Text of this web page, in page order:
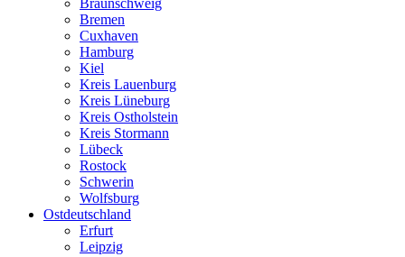
Braunschweig
Bremen
Cuxhaven
Hamburg
Kiel
Kreis Lauenburg
Kreis Lüneburg
Kreis Ostholstein
Kreis Stormann
Lübeck
Rostock
Schwerin
Wolfsburg
Ostdeutschland
Erfurt
Leipzig